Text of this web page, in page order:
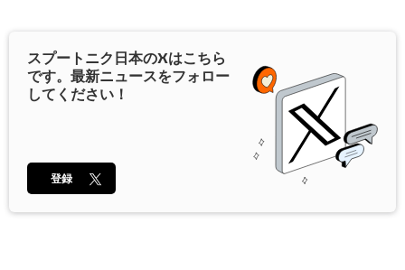
スプートニク日本のXはこちら
です。最新ニュースをフォロー
してください！
登録